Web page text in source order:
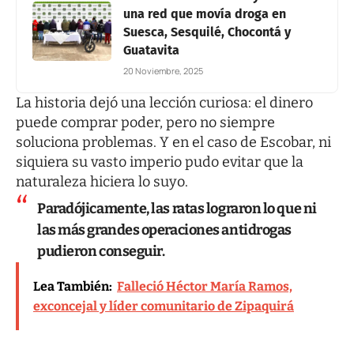
una red que movía droga en
Suesca, Sesquilé, Chocontá y
Guatavita
20 Noviembre, 2025
La historia dejó una lección curiosa: el dinero
puede comprar poder, pero no siempre
soluciona problemas. Y en el caso de Escobar, ni
siquiera su vasto imperio pudo evitar que la
naturaleza hiciera lo suyo.
Paradójicamente, las ratas lograron lo que ni
las más grandes operaciones antidrogas
pudieron conseguir.
Lea También: Falleció Héctor María Ramos,
exconcejal y líder comunitario de Zipaquirá